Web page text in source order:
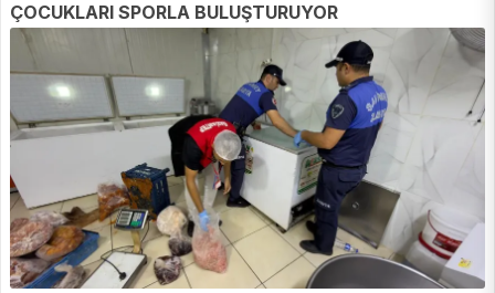
ÇOCUKLARI SPORLA BULUŞTURUYOR